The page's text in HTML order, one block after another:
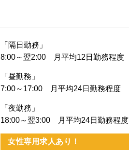
「隔日勤務」
8:00～翌2:00 月平均12日勤務程度
「昼勤務」
7:00～17:00 月平均24日勤務程度
「夜勤務」
18:00～翌3:00 月平均24日勤務程度
女性専用求人あり！